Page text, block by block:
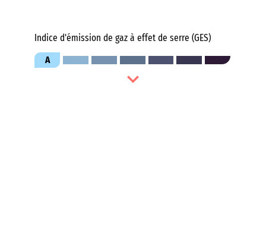
Indice d'émission de gaz à effet de serre (GES)
A